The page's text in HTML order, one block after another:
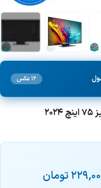
12 عکس
تومان